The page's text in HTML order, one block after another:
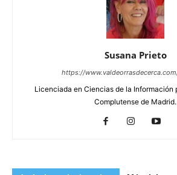
Susana Prieto
https://
Licenciada en Ciencias de la Información
Complutense de Madrid.